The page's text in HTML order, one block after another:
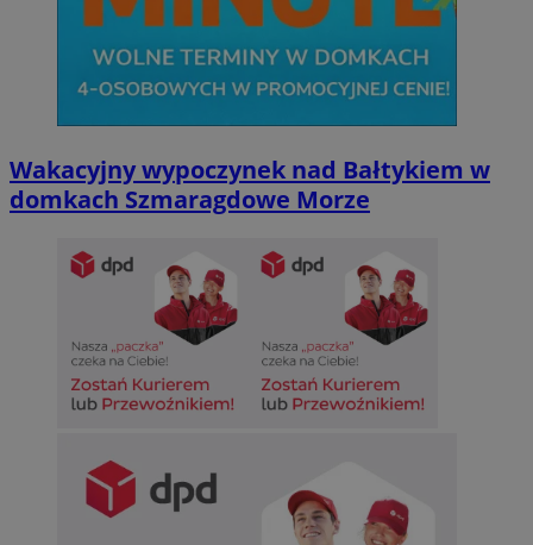
Wakacyjny wypoczynek nad Bałtykiem w
domkach Szmaragdowe Morze